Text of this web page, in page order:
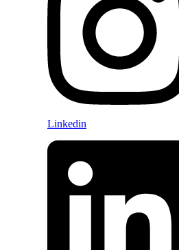
Linkedin